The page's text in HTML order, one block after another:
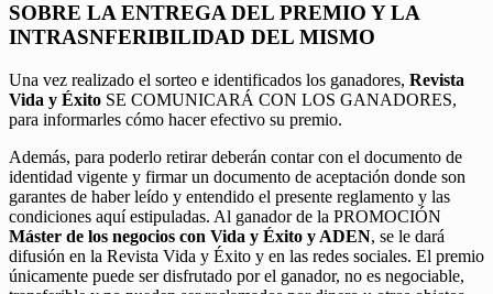
SOBRE LA ENTREGA DEL PREMIO Y LA
INTRASNFERIBILIDAD DEL MISMO
Una vez realizado el sorteo e identificados los ganadores, Revista
Vida y Éxito SE COMUNICARÁ CON LOS GANADORES,
para informarles cómo hacer efectivo su premio.
Además, para poderlo retirar deberán contar con el documento de
identidad vigente y firmar un documento de aceptación donde son
garantes de haber leído y entendido el presente reglamento y las
condiciones aquí estipuladas. Al ganador de la PROMOCIÓN
Máster de los negocios con Vida y Éxito y ADEN, se le dará
difusión en la Revista Vida y Éxito y en las redes sociales. El premio
únicamente puede ser disfrutado por el ganador, no es negociable,